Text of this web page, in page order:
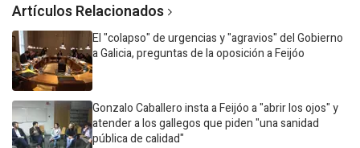
Artículos Relacionados
El "colapso" de urgencias y "agravios" del Gobierno
a Galicia, preguntas de la oposición a Feijóo
Gonzalo Caballero insta a Feijóo a "abrir los ojos" y
atender a los gallegos que piden "una sanidad
pública de calidad"